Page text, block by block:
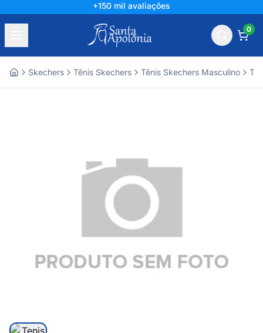
+150 mil avaliações
0
Skechers Tênis Skechers Tênis Skechers Masculino